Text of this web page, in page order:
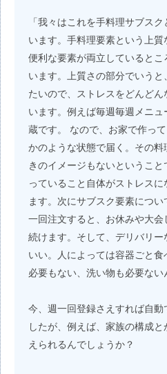
「我々はこれを手料理サブス
います。手料理要素という上
便利な要素が両立していると
います。上質さの部分でいう
たいので、ストレスをどんど
います。例えば毎週毎週メニ
蔵です。 なので、お家で作っ
かのような状態で届く。その
きのイメージもないというこ
っていること自体がストレス
ます。次にサブスク要素につ
一回注文すると、お休みや大会
続けます。そして、デリバリ
いい。人によっては容器ごと
必要もない、洗い物も必要ない
今、週一回登録さえすれば自動
したが、例えば、家族の構成
えられるんでしょうか？